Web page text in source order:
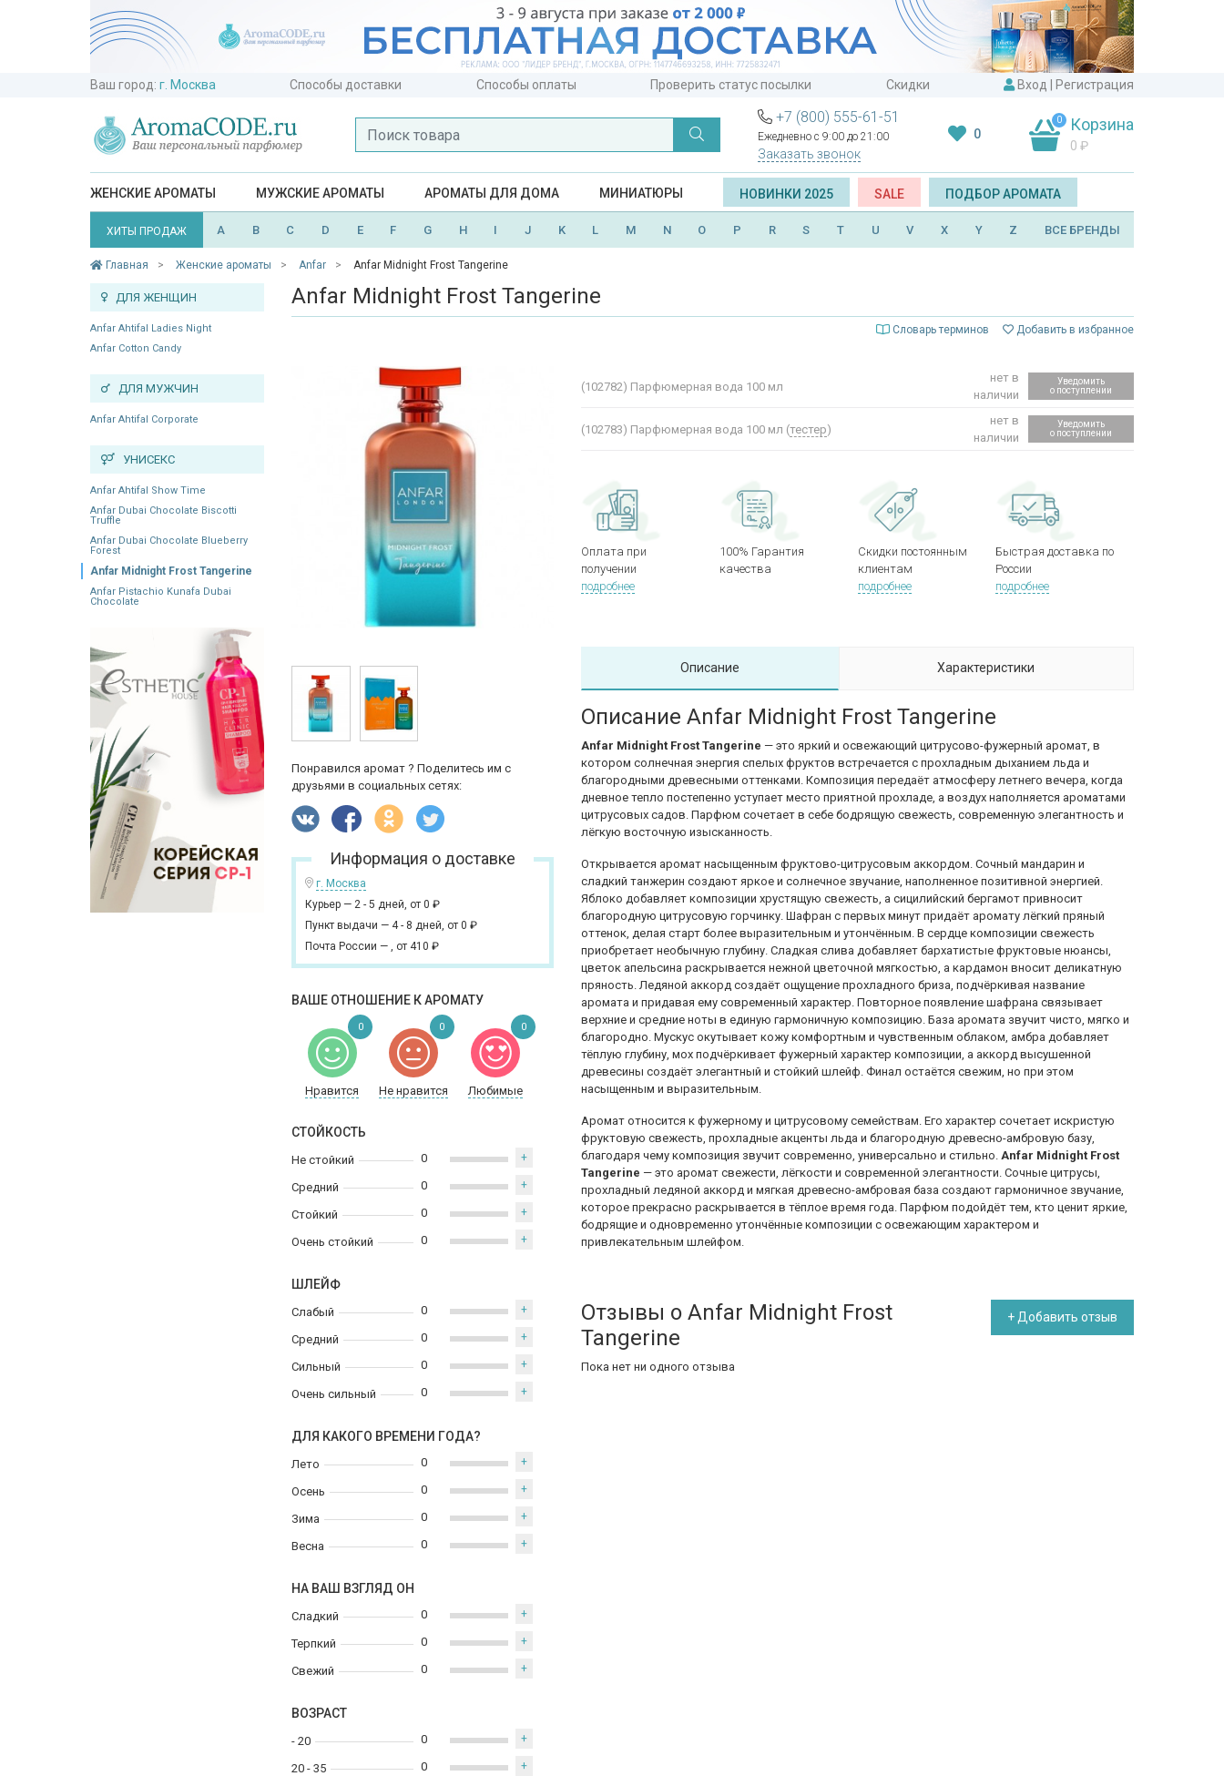
Ваш город: г. Москва Способы доставки Способы оплаты Проверить статус посылки Скидки Вход Регистрация
+7 (800) 555-61-51
Ежедневно с 9:00 до 21:00
Заказать звонок
0
0 Корзина
0 ₽
ЖЕНСКИЕ АРОМАТЫ МУЖСКИЕ АРОМАТЫ АРОМАТЫ ДЛЯ ДОМА МИНИАТЮРЫ НОВИНКИ 2025 SALE ПОДБОР АРОМАТА
ХИТЫ ПРОДАЖ A B C D E F G H I J K L M N O P R S T U V X Y Z ВСЕ БРЕНДЫ
Главная Женские ароматы Anfar Anfar Midnight Frost Tangerine
ДЛЯ ЖЕНЩИН
Anfar Ahtifal Ladies Night
Anfar Cotton Candy
ДЛЯ МУЖЧИН
Anfar Ahtifal Corporate
УНИСЕКС
Anfar Ahtifal Show Time
Anfar Dubai Chocolate Biscotti
Truffle
Anfar Dubai Chocolate Blueberry
Forest
Anfar Midnight Frost Tangerine
Anfar Pistachio Kunafa Dubai
Chocolate
Anfar Midnight Frost Tangerine
Словарь терминов Добавить в избранное
Понравился аромат ? Поделитесь им с
друзьями в социальных сетях:
Информация о доставке
г. Москва
Курьер — 2 - 5 дней, от 0 ₽
Пункт выдачи — 4 - 8 дней, от 0 ₽
Почта России — , от 410 ₽
ВАШЕ ОТНОШЕНИЕ К АРОМАТУ
Нравится Не нравится Любимые
0 0 0
СТОЙКОСТЬ
Не стойкий
Средний
Стойкий
Очень стойкий
0 +
0 +
0 +
0 +
ШЛЕЙФ
Слабый
Средний
Сильный
Очень сильный
0 +
0 +
0 +
0 +
ДЛЯ КАКОГО ВРЕМЕНИ ГОДА?
Лето
Осень
Зима
Весна
0 +
0 +
0 +
0 +
НА ВАШ ВЗГЛЯД ОН
Сладкий
Терпкий
Свежий
0 +
0 +
0 +
ВОЗРАСТ
- 20
20 - 35
0 +
0 +
(102782) Парфюмерная вода 100 мл
нет в
наличии
Уведомить
о поступлении
(102783) Парфюмерная вода 100 мл (тестер)
нет в
наличии
Уведомить
о поступлении
Оплата при
получении
подробнее
100% Гарантия
качества
Скидки постоянным
клиентам
подробнее
Быстрая доставка по
России
подробнее
Описание Характеристики
Описание Anfar Midnight Frost Tangerine
Anfar Midnight Frost Tangerine — это яркий и освежающий цитрусово-фужерный аромат, в
котором солнечная энергия спелых фруктов встречается с прохладным дыханием льда и
благородными древесными оттенками. Композиция передаёт атмосферу летнего вечера, когда
дневное тепло постепенно уступает место приятной прохладе, а воздух наполняется ароматами
цитрусовых садов. Парфюм сочетает в себе бодрящую свежесть, современную элегантность и
лёгкую восточную изысканность.
Открывается аромат насыщенным фруктово-цитрусовым аккордом. Сочный мандарин и
сладкий танжерин создают яркое и солнечное звучание, наполненное позитивной энергией.
Яблоко добавляет композиции хрустящую свежесть, а сицилийский бергамот привносит
благородную цитрусовую горчинку. Шафран с первых минут придаёт аромату лёгкий пряный
оттенок, делая старт более выразительным и утончённым. В сердце композиции свежесть
приобретает необычную глубину. Сладкая слива добавляет бархатистые фруктовые нюансы,
цветок апельсина раскрывается нежной цветочной мягкостью, а кардамон вносит деликатную
пряность. Ледяной аккорд создаёт ощущение прохладного бриза, подчёркивая название
аромата и придавая ему современный характер. Повторное появление шафрана связывает
верхние и средние ноты в единую гармоничную композицию. База аромата звучит чисто, мягко и
благородно. Мускус окутывает кожу комфортным и чувственным облаком, амбра добавляет
тёплую глубину, мох подчёркивает фужерный характер композиции, а аккорд высушенной
древесины создаёт элегантный и стойкий шлейф. Финал остаётся свежим, но при этом
насыщенным и выразительным.
Аромат относится к фужерному и цитрусовому семействам. Его характер сочетает искристую
фруктовую свежесть, прохладные акценты льда и благородную древесно-амбровую базу,
благодаря чему композиция звучит современно, универсально и стильно.Anfar Midnight Frost
Tangerine — это аромат свежести, лёгкости и современной элегантности. Сочные цитрусы,
прохладный ледяной аккорд и мягкая древесно-амбровая база создают гармоничное звучание,
которое прекрасно раскрывается в тёплое время года. Парфюм подойдёт тем, кто ценит яркие,
бодрящие и одновременно утончённые композиции с освежающим характером и
привлекательным шлейфом.
Отзывы о Anfar Midnight Frost
Tangerine
+ Добавить отзыв
Пока нет ни одного отзыва